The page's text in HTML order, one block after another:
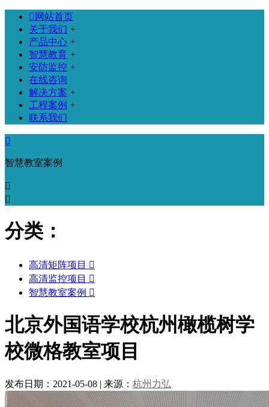
 网站首页
关于我们 +
产品中心 +
智慧教育 +
安防监控 +
在线咨询
解决方案 +
工程案例 +
联系我们

智慧教室案例


分类：
高清矩阵项目 
高清监控项目 
智慧教室案例 
北京外国语学校杭州橄榄树学
校微格教室项目
发布日期：2021-05-08 | 来源： 杭州力弘